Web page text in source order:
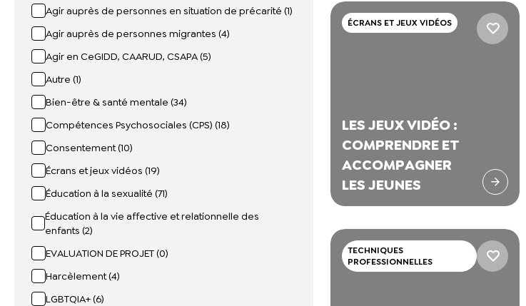
Agir auprès de personnes en situation de précarité (1)
Agir auprès de personnes migrantes (4)
Agir en CeGIDD, CAARUD, CSAPA (5)
Autre (1)
Bien-être & santé mentale (34)
Compétences Psychosociales (CPS) (18)
Consentement (10)
Écrans et jeux vidéos (19)
Éducation à la sexualité (71)
Éducation à la vie affective et relationnelle des
enfants (2)
EVALUATION DE PROJET (0)
Harcèlement (4)
LGBTQIA+ (6)
ÉCRANS ET JEUX VIDÉOS
LES JEUX VIDÉO :
COMPRENDRE ET
ACCOMPAGNER
LES JEUNES
TECHNIQUES
PROFESSIONNELLES